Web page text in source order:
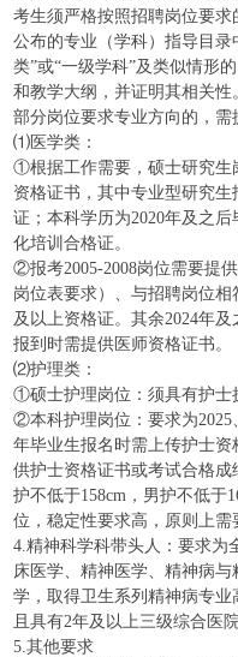
考生须严格按照招聘岗位要
公布的专业（学科）指导目
类”或“一级学科”及类似情形
和教学大纲，并证明其相关性
部分岗位要求专业方向的，需
⑴医学类：
①根据工作需要，硕士研究生
资格证书，其中专业型研究
证；本科学历为2020年及之
化培训合格证。
②报考2005-2008岗位需要提
岗位表要求）、与招聘岗位
及以上资格证。其余2024年
报到时需提供医师资格证书。
⑵护理类：
①硕士护理岗位：须具有护士
②本科护理岗位：要求为2025
年毕业生报名时需上传护士资
供护士资格证书或考试合格
护不低于158cm，男护不低于
位，稳定性要求高，原则上需
4.精神科学科带头人：要求为
床医学、精神医学、精神病
学，取得卫生系列精神病专业
且具有2年及以上三级综合医
5.其他要求